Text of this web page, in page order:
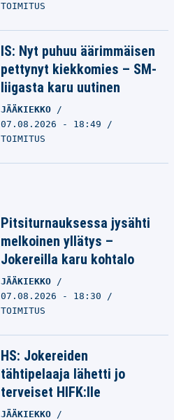
TOIMITUS
IS: Nyt puhuu äärimmäisen
pettynyt kiekkomies – SM-
liigasta karu uutinen
JÄÄKIEKKO
07.08.2026 - 18:49
TOIMITUS
Pitsiturnauksessa jysähti
melkoinen yllätys –
Jokereilla karu kohtalo
JÄÄKIEKKO
07.08.2026 - 18:30
TOIMITUS
HS: Jokereiden
tähtipelaaja lähetti jo
terveiset HIFK:lle
JÄÄKIEKKO